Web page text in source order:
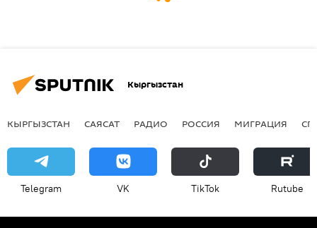
Кыргызстан
КЫРГЫЗСТАН САЯСАТ РАДИО РОССИЯ МИГРАЦИЯ
Telegram VK ТikТоk Rutube